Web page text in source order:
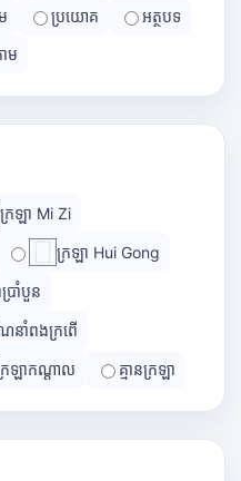
ប្រយោគ
អត្ថបទ
ម
ក្រឡា Mi Zi
ក្រឡា Hui Gong
រាំបួន
នាំពងក្រពើ
រឡាកណ្ដាល គ្មានក្រឡា